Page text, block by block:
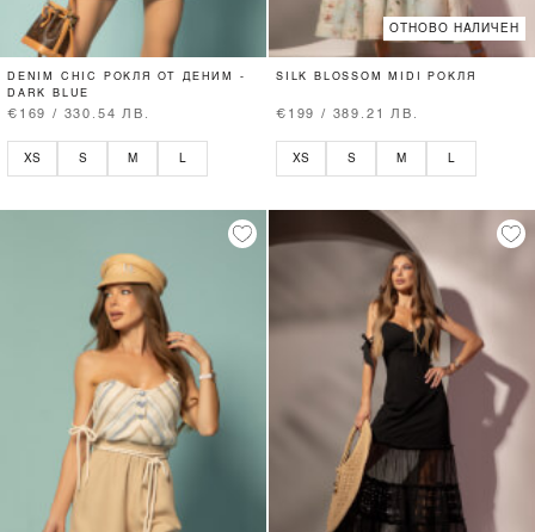
DENIM CHIC РОКЛЯ ОТ ДЕНИМ -
DARK BLUE
€169 / 330.54 ЛВ.
XS S M L
ОТНОВО НАЛИЧЕН
SILK BLOSSOM MIDI РОКЛЯ
€199 / 389.21 ЛВ.
XS S M L